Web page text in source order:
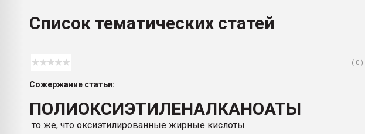
ситуацией на строительном рынке
ПЕРЕЙТИ НА ФОРУМ
Список тематических статей
( 0 )
Сожержание статьи:
ПОЛИОКСИЭТИЛЕНАЛКАНОАТЫ
то же, что оксиэтилированные жирные кислоты